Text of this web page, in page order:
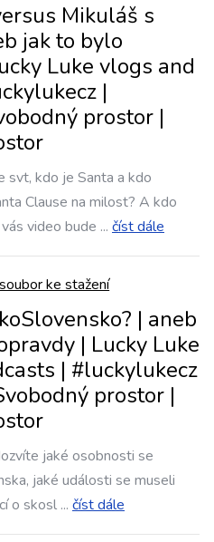
Mikuláš s
jak to bylo
Luke vlogs and
|
prostor |
svt, kdo je Santa a kdo
Clause na milost? A kdo
video bude ... číst dále
soubor ke stažení
| aneb
| Lucky Luke
| #luckylukecz
prostor |
jaké osobnosti se
jaké události se museli
o skosl ... číst dále